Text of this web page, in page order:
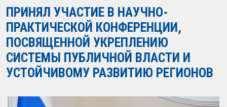
ПРИНЯЛ УЧАСТИЕ В НАУЧНО-
ПРАКТИЧЕСКОЙ КОНФЕРЕНЦИИ,
ПОСВЯЩЕННОЙ УКРЕПЛЕНИЮ
СИСТЕМЫ ПУБЛИЧНОЙ ВЛАСТИ И
УСТОЙЧИВОМУ РАЗВИТИЮ РЕГИОНОВ